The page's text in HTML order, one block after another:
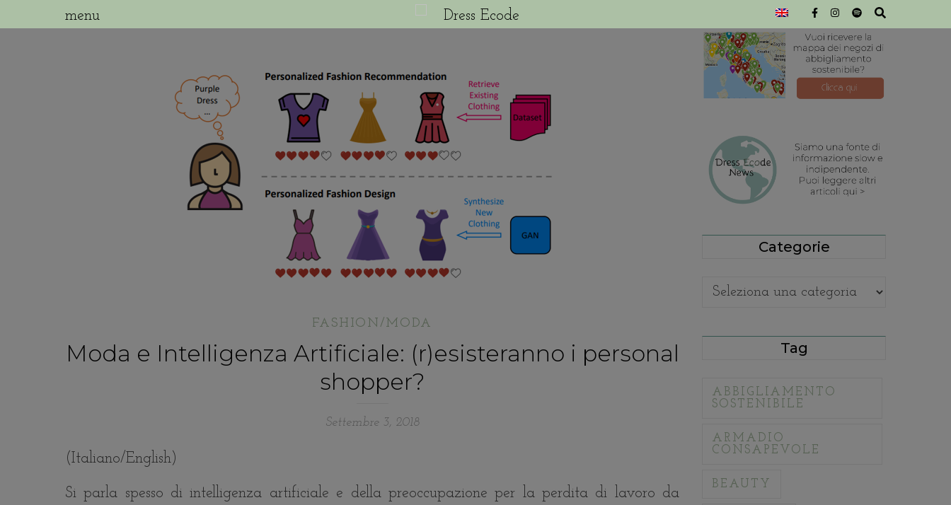
FASHION/MODA
Moda e Intelligenza Artificiale: (r)esisteranno i personal
shopper?
Settembre 3, 2018
(Italiano/English)
Si parla spesso di intelligenza artificiale e della preoccupazione per la perdita di lavoro da
Categorie
Categorie
Tag
ABBIGLIAMENTO
SOSTENIBILE
ARMADIO
CONSAPEVOLE
BEAUTY